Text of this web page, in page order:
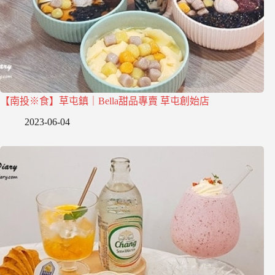
【南投※食】草屯鎮｜Bella甜品專賣 草屯創始店
2023-06-04